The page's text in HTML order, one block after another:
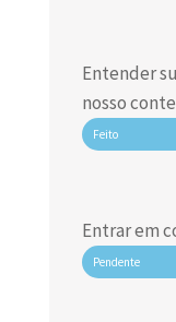
Entender
nosso
Feito
Entrar em
Pendente